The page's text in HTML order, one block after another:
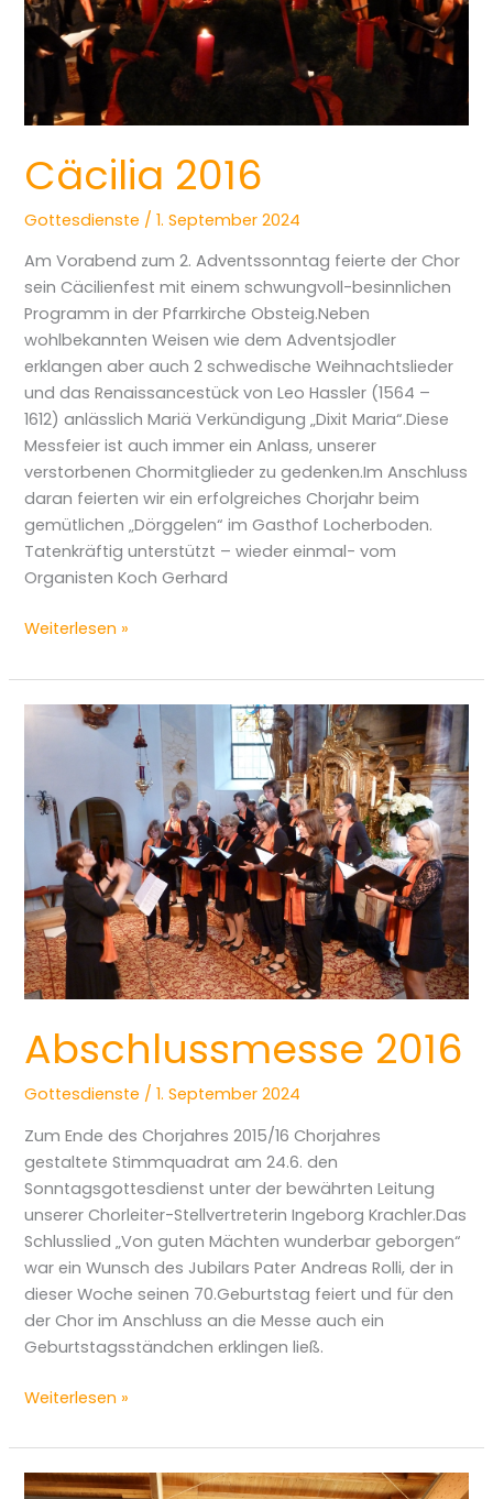
Cäcilia 2016
Gottesdienste /1. September 2024
Am Vorabend zum 2. Adventssonntag feierte der Chor
sein Cäcilienfest mit einem schwungvoll-besinnlichen
Programm in der Pfarrkirche Obsteig.Neben
wohlbekannten Weisen wie dem Adventsjodler
erklangen aber auch 2 schwedische Weihnachtslieder
und das Renaissancestück von Leo Hassler (1564 –
1612) anlässlich Mariä Verkündigung „Dixit Maria“.Diese
Messfeier ist auch immer ein Anlass, unserer
verstorbenen Chormitglieder zu gedenken.Im Anschluss
daran feierten wir ein erfolgreiches Chorjahr beim
gemütlichen „Dörggelen“ im Gasthof Locherboden.
Tatenkräftig unterstützt – wieder einmal- vom
Organisten Koch Gerhard
Weiterlesen »
Abschlussmesse 2016
Gottesdienste /1. September 2024
Zum Ende des Chorjahres 2015/16 Chorjahres
gestaltete Stimmquadrat am 24.6. den
Sonntagsgottesdienst unter der bewährten Leitung
unserer Chorleiter-Stellvertreterin Ingeborg Krachler.Das
Schlusslied „Von guten Mächten wunderbar geborgen“
war ein Wunsch des Jubilars Pater Andreas Rolli, der in
dieser Woche seinen 70.Geburtstag feiert und für den
der Chor im Anschluss an die Messe auch ein
Geburtstagsständchen erklingen ließ.
Abschlussmesse
Weiterlesen »
Firmgottesdienst